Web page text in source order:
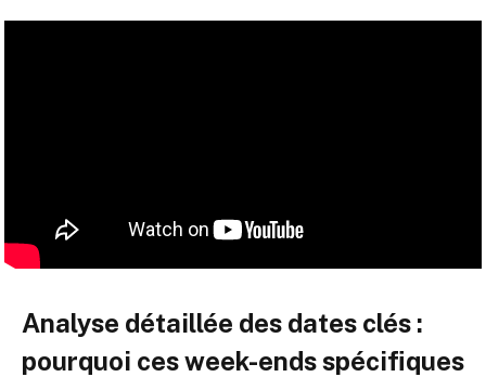
Analyse détaillée des dates clés :
pourquoi ces week-ends spécifiques